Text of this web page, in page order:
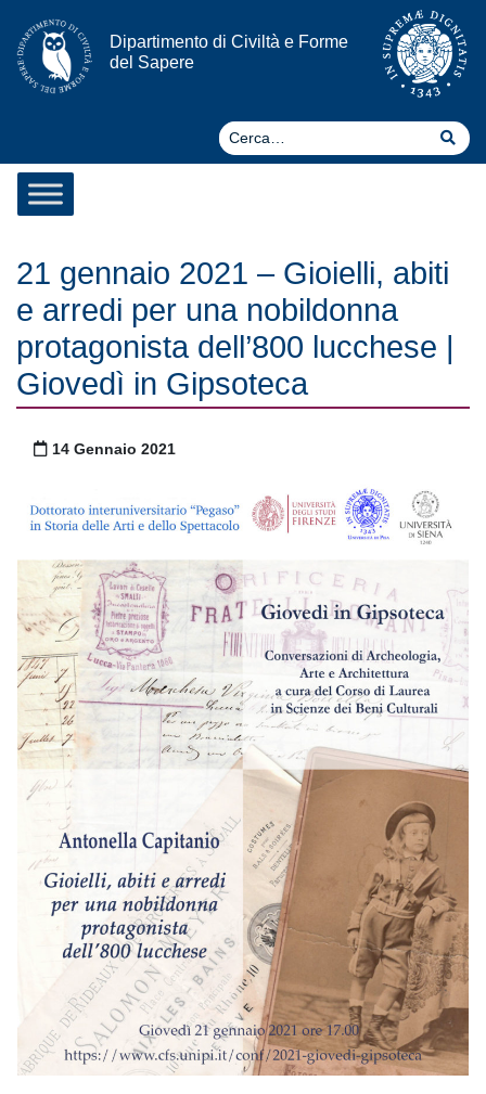
Vai al contenuto
Dipartimento di Civiltà e Forme
del Sapere
21 gennaio 2021 – Gioielli, abiti
e arredi per una nobildonna
protagonista dell’800 lucchese |
Giovedì in Gipsoteca
Pubblicato il
14 Gennaio 2021